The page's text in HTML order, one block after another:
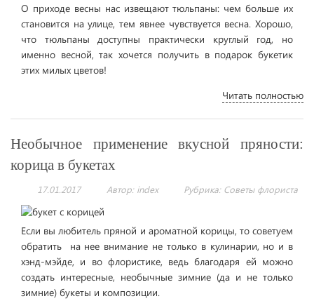
О приходе весны нас извещают тюльпаны: чем больше их
становится на улице, тем явнее чувствуется весна. Хорошо,
что тюльпаны доступны практически круглый год, но
именно весной, так хочется получить в подарок букетик
этих милых цветов!
Читать полностью
Необычное применение вкусной пряности:
корица в букетах
17.01.2017 Автор: index Рубрика: Советы флориста
Если вы любитель пряной и ароматной корицы, то советуем
обратить на нее внимание не только в кулинарии, но и в
хэнд-мэйде, и во флористике, ведь благодаря ей можно
создать интересные, необычные зимние (да и не только
зимние) букеты и композиции.